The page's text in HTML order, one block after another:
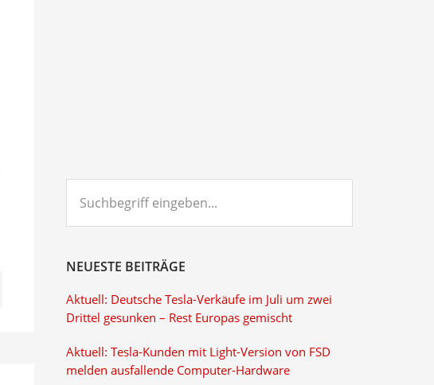
eingeben...
NEUESTE BEITRÄGE
Aktuell: Deutsche Tesla-Verkäufe im Juli um zwei
Drittel gesunken – Rest Europas gemischt
Aktuell: Tesla-Kunden mit Light-Version von FSD
melden ausfallende Computer-Hardware